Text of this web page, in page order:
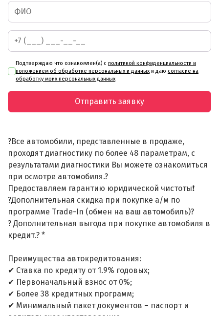
Подтверждаю что ознакомлен(а) с политикой конфиденциальности и
положением об обработке персональных и данных и даю согласие на
обработку моих персональных данных
Отправить заявку
?Все автомобили, представленные в продаже,
проходят диагностику по более 48 параметрам, с
результатами диагностики Вы можете ознакомиться
при осмотре автомобиля.?
Предоставляем гарантию юридической чистоты❗
?Дополнительная скидка при покупке а/м по
программе Trade-In (обмен на ваш автомобиль)?
? Дополнительная выгода при покупке автомобиля в
кредит.? *
Преимущества автокредитования:
✔ Ставка по кредиту от 1.9% годовых;
✔ Первоначальный взнос от 0%;
✔ Более 38 кредитных программ;
✔ Минимальный пакет документов – паспорт и